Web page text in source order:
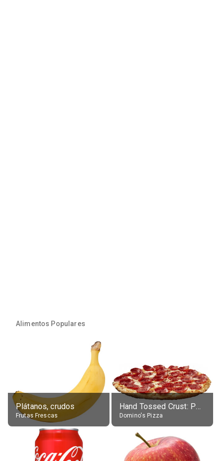
Alimentos Populares
Plátanos, crudos
Frutas Frescas
Hand Tossed Crust: Pepperoni Pizza (Large 14")
Domino's Pizza